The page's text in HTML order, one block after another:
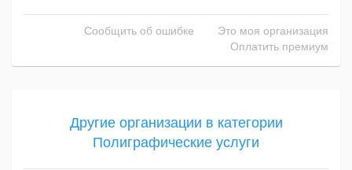
Сообщить об ошибке
Это моя организация
Оплатить премиум
Другие организации в категории
Полиграфические услуги